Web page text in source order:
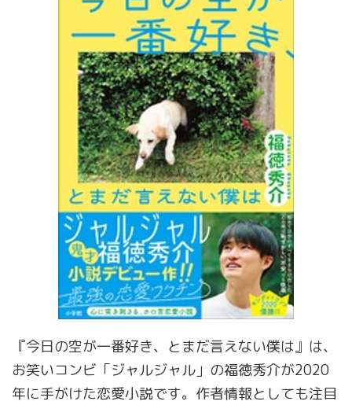
『今日の空が一番好き、とまだ言えない僕は』は、
お笑いコンビ「ジャルジャル」の福徳秀介が2020
年に手がけた恋愛小説です。作者情報としても注目